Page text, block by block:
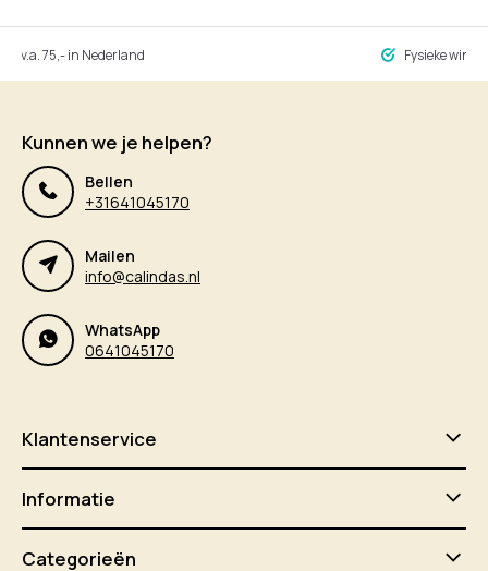
v.a. 75,- in Nederland Fysieke
Kunnen we je helpen?
Bellen
+31641045170
Mailen
info@calindas.nl
WhatsApp
0641045170
Klantenservice
Informatie
Categorieën